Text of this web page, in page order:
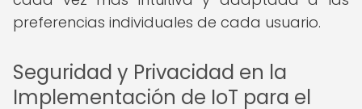
preferencias individuales de cada usuario.
Seguridad y Privacidad en la
Implementación de IoT para el